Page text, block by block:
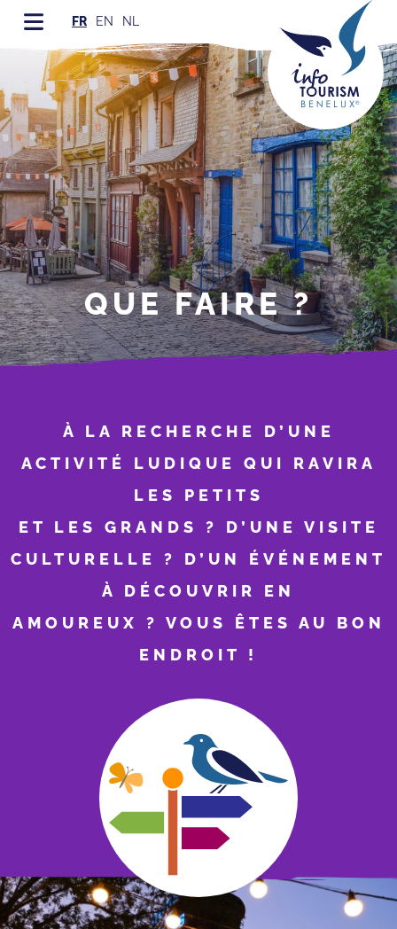
FR EN NL
QUE FAIRE ?
À LA RECHERCHE D’UNE
ACTIVITÉ LUDIQUE QUI RAVIRA
LES PETITS
ET LES GRANDS ? D’UNE VISITE
CULTURELLE ? D’UN ÉVÉNEMENT
À DÉCOUVRIR EN
AMOUREUX ? VOUS ÊTES AU BON
ENDROIT !